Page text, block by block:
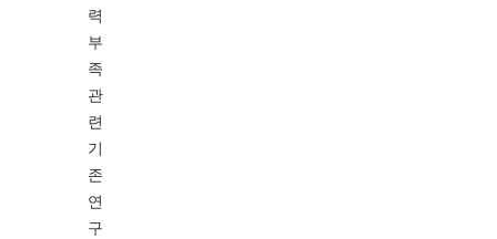
력
부
족
관
련
기
존
연
구